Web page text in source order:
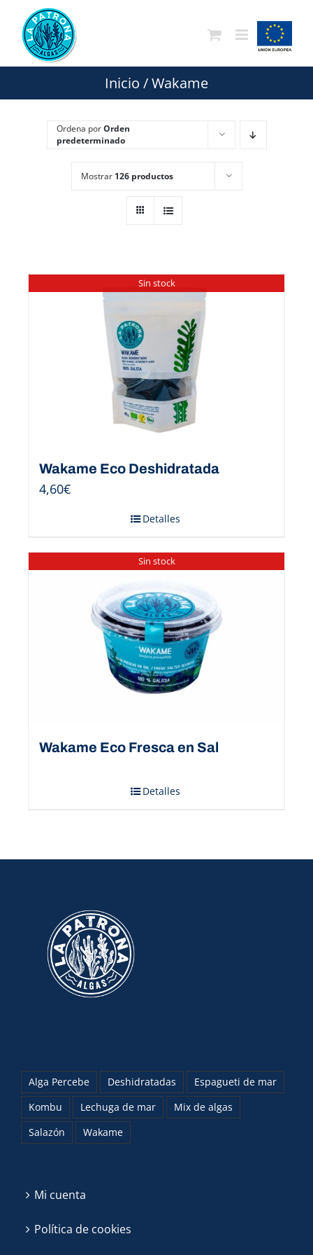
contenido
Inicio /Wakame
Ordena porOrden
predeterminado
Mostrar 126 productos
Sin stock
Wakame Eco Deshidratada
4,60€
Detalles
Sin stock
Wakame Eco Fresca en Sal
Detalles
Alga Percebe Deshidratadas
Espagueti de mar
Kombu
Lechuga de mar
Mix de algas
Salazón
Wakame
Mi cuenta
Política de cookies